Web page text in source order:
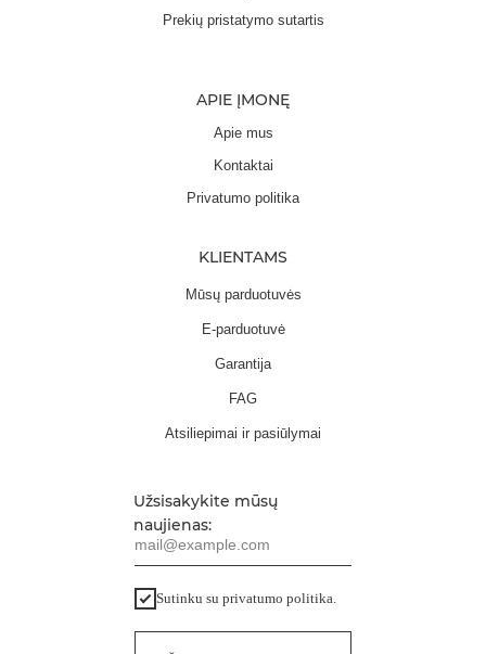
Prekių pristatymo sutartis
KLIENTAMS
Kontaktai
Privatumo politika
Apie mus
APIE ĮMONĘ
Užsisakykite mūsų
naujienas:
mail@example.com
Sutinku su privatumo politika.
Mūsų parduotuvės
Atsiliepimai ir pasiūlymai
FAG
Garantija
E-parduotuvė